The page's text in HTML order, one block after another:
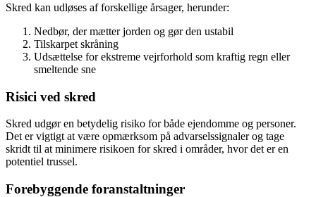
Skred kan udløses af forskellige årsager, herunder:
Nedbør, der mætter jorden og gør den ustabil
Tilskarpet skråning
Udsættelse for ekstreme vejrforhold som kraftig regn eller
smeltende sne
Risici ved skred
Skred udgør en betydelig risiko for både ejendomme og personer.
Det er vigtigt at være opmærksom på advarselssignaler og tage
skridt til at minimere risikoen for skred i områder, hvor det er en
potentiel trussel.
Forebyggende foranstaltninger